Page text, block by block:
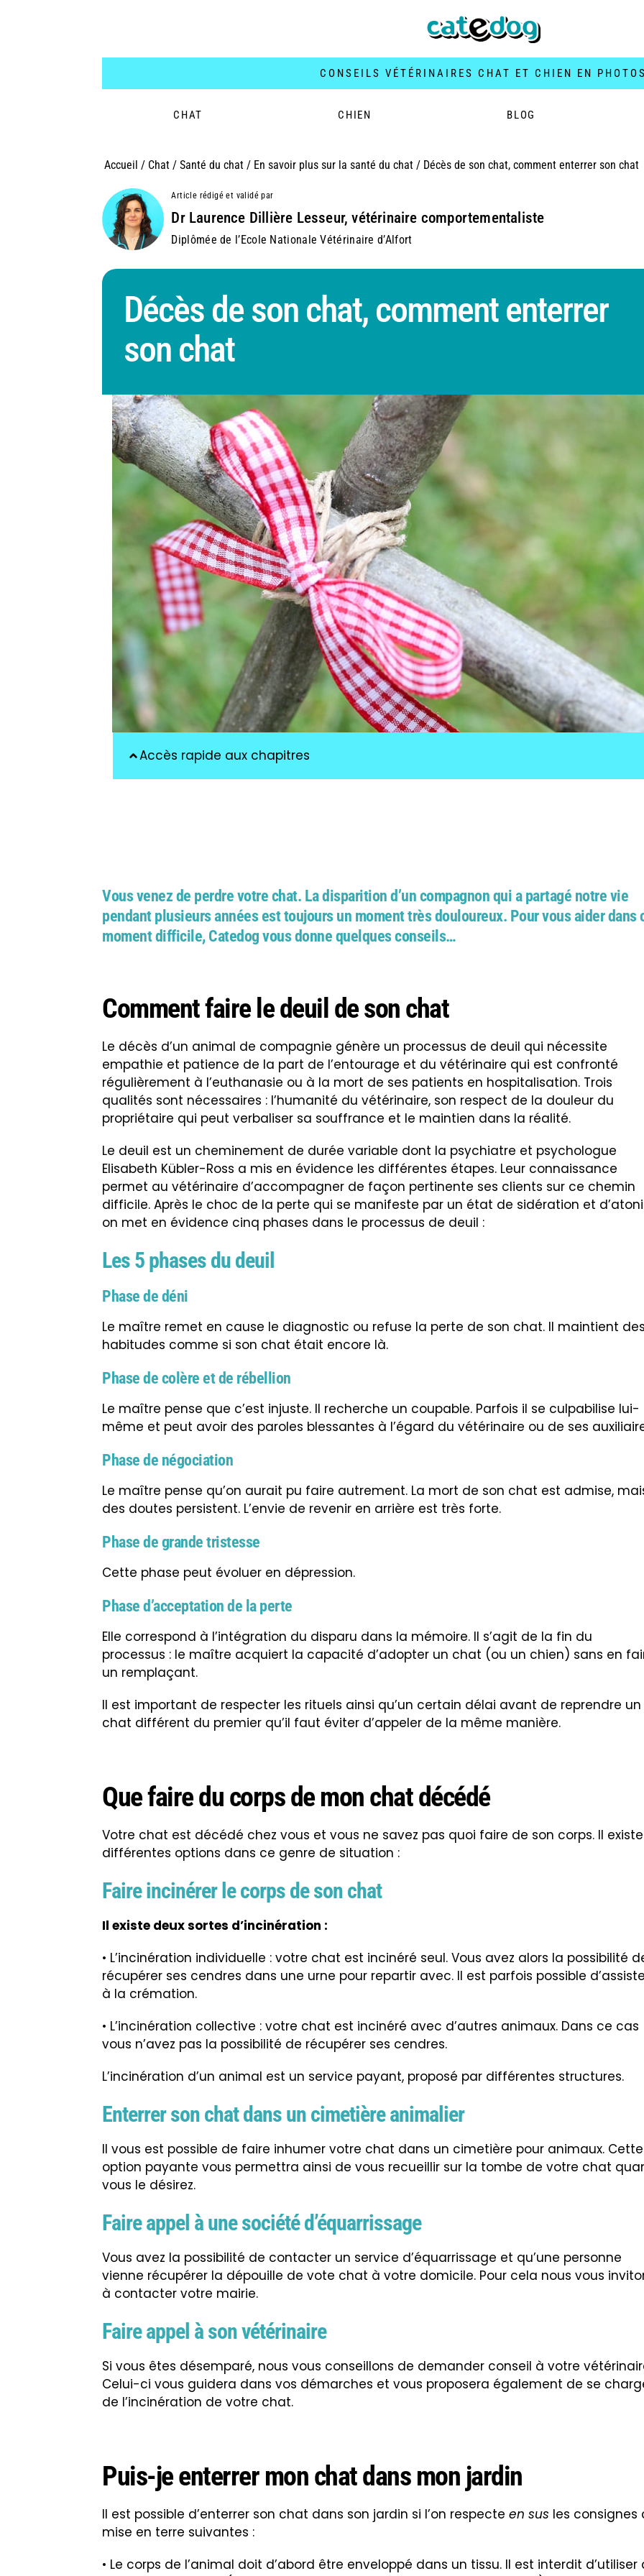
CONSEILS VÉTÉRINAIRES CHAT ET CHIEN EN
CHAT CHIEN BLOG
Accueil / Chat/ Santé du chat/ En savoir plus sur la santé du chat/ Décès de son chat, comment enterrer son chat
Article rédigé et validé par
Dr Laurence Dillière Lesseur, vétérinaire comportementaliste
Diplômée de l’Ecole Nationale Vétérinaire d’Alfort
Décès de son chat, comment enterrer
son chat
Accès rapide aux chapitres
Vous venez de perdre votre chat. La disparition d’un compagnon qui a partagé notre vie
pendant plusieurs années est toujours un moment très douloureux. Pour vous aider dans
moment difficile, Catedog vous donne quelques conseils…
Comment faire le deuil de son chat
Le décès d’un animal de compagnie génère un processus de deuil qui nécessite
empathie et patience de la part de l’entourage et du vétérinaire qui est confronté
régulièrement à l’euthanasie ou à la mort de ses patients en hospitalisation. Trois
qualités sont nécessaires : l’humanité du vétérinaire, son respect de la douleur du
propriétaire qui peut verbaliser sa souffrance et le maintien dans la réalité.
Le deuil est un cheminement de durée variable dont la psychiatre et psychologue
Elisabeth Kübler-Ross a mis en évidence les différentes étapes. Leur connaissance
permet au vétérinaire d’accompagner de façon pertinente ses clients sur ce chemin
difficile. Après le choc de la perte qui se manifeste par un état de sidération et
on met en évidence cinq phases dans le processus de deuil :
Les 5 phases du deuil
Phase de déni
Le maître remet en cause le diagnostic ou refuse la perte de son chat. Il maintient
habitudes comme si son chat était encore là.
Phase de colère et de rébellion
Le maître pense que c’est injuste. Il recherche un coupable. Parfois il se culpabilise lui-
même et peut avoir des paroles blessantes à l’égard du vétérinaire ou de ses
Phase de négociation
Le maître pense qu’on aurait pu faire autrement. La mort de son chat est admise,
des doutes persistent. L’envie de revenir en arrière est très forte.
Phase de grande tristesse
Cette phase peut évoluer en dépression.
Phase d’acceptation de la perte
Elle correspond à l’intégration du disparu dans la mémoire. Il s’agit de la fin du
processus : le maître acquiert la capacité d’adopter un chat (ou un chien) sans en
un remplaçant.
Il est important de respecter les rituels ainsi qu’un certain délai avant de reprendre un
chat différent du premier qu’il faut éviter d’appeler de la même manière.
Que faire du corps de mon chat décédé
Votre chat est décédé chez vous et vous ne savez pas quoi faire de son corps. Il existe
différentes options dans ce genre de situation :
Faire incinérer le corps de son chat
Il existe deux sortes d’incinération :
• L’incinération individuelle : votre chat est incinéré seul. Vous avez alors la possibilité
récupérer ses cendres dans une urne pour repartir avec. Il est parfois possible
à la crémation.
• L’incinération collective : votre chat est incinéré avec d’autres animaux. Dans ce cas
vous n’avez pas la possibilité de récupérer ses cendres.
L’incinération d’un animal est un service payant, proposé par différentes structures.
Enterrer son chat dans un cimetière animalier
Il vous est possible de faire inhumer votre chat dans un cimetière pour animaux. Cette
option payante vous permettra ainsi de vous recueillir sur la tombe de votre chat
vous le désirez.
Faire appel à une société d’équarrissage
Vous avez la possibilité de contacter un service d’équarrissage et qu’une personne
vienne récupérer la dépouille de vote chat à votre domicile. Pour cela nous vous
à contacter votre mairie.
Faire appel à son vétérinaire
Si vous êtes désemparé, nous vous conseillons de demander conseil à votre
Celui-ci vous guidera dans vos démarches et vous proposera également de se
de l’incinération de votre chat.
Puis-je enterrer mon chat dans mon jardin
Il est possible d’enterrer son chat dans son jardin si l’on respecte en sus les consignes
mise en terre suivantes :
• Le corps de l’animal doit d’abord être enveloppé dans un tissu. Il est interdit d’utiliser